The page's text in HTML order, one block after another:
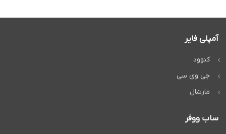
آمپلی فایر
کنوود
جی وی سی
مارشال
ساب ووفر